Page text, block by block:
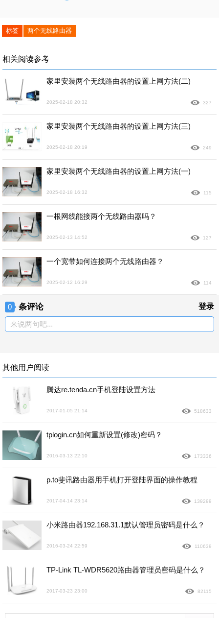
标签 两个无线路由器
相关阅读参考
家里安装两个无线路由器的设置上网方法(二)
2025-02-18 20:32 327
家里安装两个无线路由器的设置上网方法(三)
2025-02-18 20:19 249
家里安装两个无线路由器的设置上网方法(一)
2025-02-18 16:32 115
一根网线能接两个无线路由器吗？
2025-02-13 14:52 127
一个宽带如何连接两个无线路由器？
2025-02-12 16:29 114
0 条评论 登录
来说两句吧...
其他用户阅读
腾达re.tenda.cn手机登陆设置方法
2017-01-05 21:14 518633
tplogin.cn如何重新设置(修改)密码？
2016-03-13 22:10 173336
p.to斐讯路由器用手机打开登陆界面的操作教程
2017-04-14 23:14 139299
小米路由器192.168.31.1默认管理员密码是什么？
2016-03-24 22:59 110639
TP-Link TL-WDR5620路由器管理员密码是什么？
2017-03-23 23:00 82115